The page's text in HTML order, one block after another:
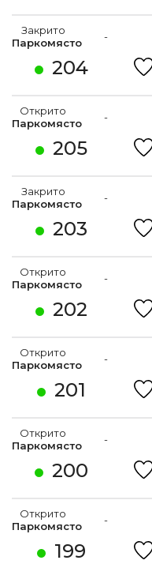
204
Закрито
Паркомясто
-
205
Открито
Паркомясто
-
203
Закрито
Паркомясто
-
202
Открито
Паркомясто
-
201
Открито
Паркомясто
-
200
Открито
Паркомясто
-
199
Открито
Паркомясто
-